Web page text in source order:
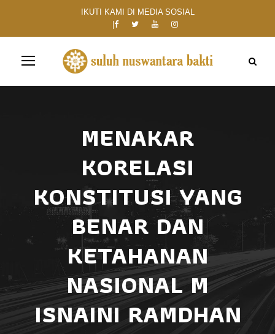
IKUTI KAMI DI MEDIA SOSIAL
MENAKAR
KORELASI
KONSTITUSI YANG
BENAR DAN
KETAHANAN
NASIONAL M
ISNAINI RAMDHAN